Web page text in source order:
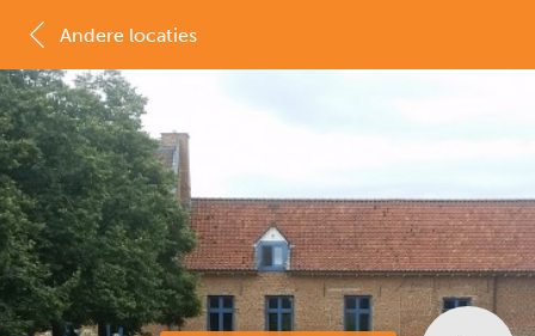
Andere locaties
MAP